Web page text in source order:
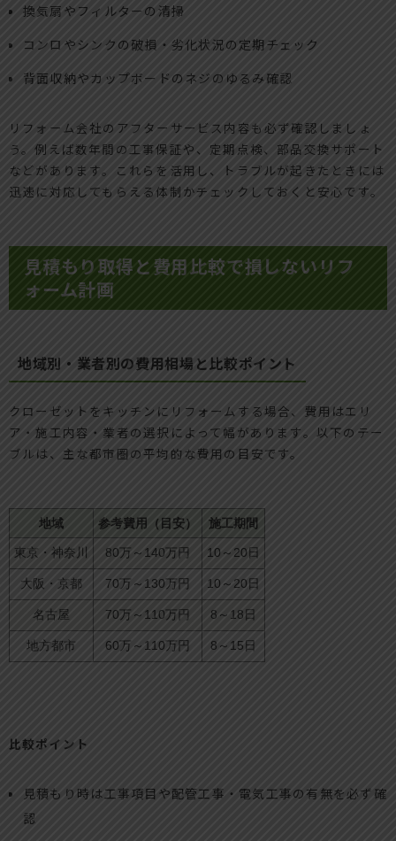
換気扇やフィルターの清掃
コンロやシンクの破損・劣化状況の定期チェック
背面収納やカップボードのネジのゆるみ確認
リフォーム会社のアフターサービス内容も必ず確認しましょ
う。例えば数年間の工事保証や、定期点検、部品交換サポート
などがあります。これらを活用し、トラブルが起きたときには
迅速に対応してもらえる体制かチェックしておくと安心です。
見積もり取得と費用比較で損しないリフ
ォーム計画
地域別・業者別の費用相場と比較ポイント
クローゼットをキッチンにリフォームする場合、費用はエリ
ア・施工内容・業者の選択によって幅があります。以下のテー
ブルは、主な都市圏の平均的な費用の目安です。
地域 参考費用（目安） 施工期間
東京・神奈川 80万～140万円 10～20日
大阪・京都 70万～130万円 10～20日
名古屋 70万～110万円 8～18日
地方都市 60万～110万円 8～15日
比較ポイント
見積もり時は工事項目や配管工事・電気工事の有無を必ず確
認